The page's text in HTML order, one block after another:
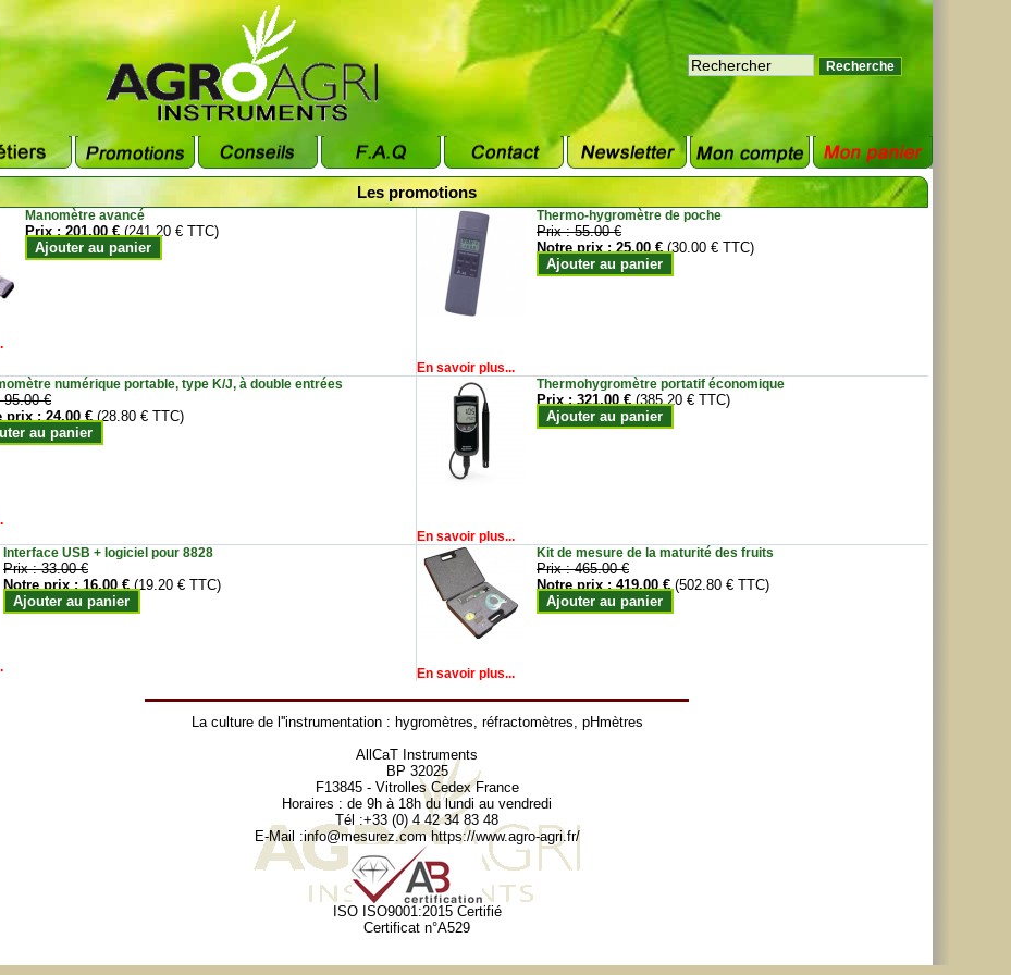
Les promotions
Manomètre avancé
Prix :201.00 € (241.20 € TTC)
Ajouter au panier
Thermo-hygromètre de poche
Prix :55.00 €
Notre prix :25.00 € (30.00 € TTC)
Ajouter au panier
En savoir plus...
numérique portable, type K/J, à double entrées
95.00 €
prix :24.00 € (28.80 € TTC)
au panier
Thermohygromètre portatif économique
Prix :321.00 € (385.20 € TTC)
Ajouter au panier
En savoir plus...
Interface USB + logiciel pour 8828
Prix :33.00 €
Notre prix :16.00 € (19.20 € TTC)
Ajouter au panier
Kit de mesure de la maturité des fruits
Prix :465.00 €
Notre prix :419.00 € (502.80 € TTC)
Ajouter au panier
En savoir plus...
La culture de l''instrumentation : hygromètres, réfractomètres, pHmètres
AllCaT Instruments
BP 32025
F13845 - Vitrolles Cedex France
Horaires : de 9h à 18h du lundi au vendredi
Tél :+33 (0) 4 42 34 83 48
E-Mail :info@mesurez.com https://www.agro-agri.fr/
ISO ISO9001:2015 Certifié
Certificat n°A529